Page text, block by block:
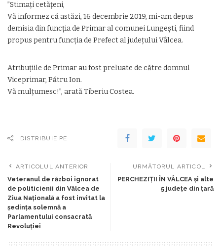
”Stimați cetățeni,
Vă informez că astăzi, 16 decembrie 2019, mi-am depus
demisia din funcția de Primar al comunei Lungești, fiind
propus pentru funcția de Prefect al județului Vâlcea.
Atribuțiile de Primar au fost preluate de către domnul
Viceprimar, Pătru Ion.
Vă mulțumesc!”, arată Tiberiu Costea.
DISTRIBUIE PE
ARTICOLUL ANTERIOR
Veteranul de război ignorat
de politicienii din Vâlcea de
Ziua Națională a fost invitat la
ședința solemnă a
Parlamentului consacrată
Revoluţiei
URMĂTORUL ARTICOL
PERCHEZIȚII ÎN VÂLCEA și alte
5 județe din țară